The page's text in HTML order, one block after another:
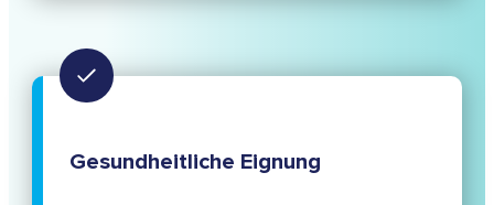
Gesundheitliche Eignung